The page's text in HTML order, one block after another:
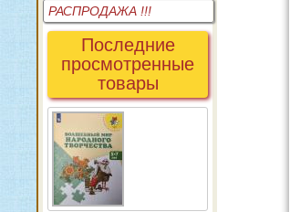
РАСПРОДАЖА !!!
Последние
просмотренные
товары